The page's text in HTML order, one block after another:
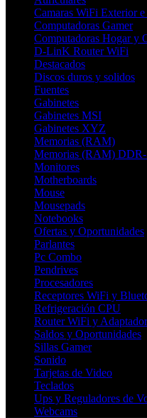
Camaras WiFi Exterior
Computadoras Gamer
Computadoras Hogar y
D-LinK Router WiFi
Destacados
Discos duros y solidos
Fuentes
Gabinetes
Gabinetes MSI
Gabinetes XYZ
Memorias (RAM)
Memorias (RAM)
Monitores
Motherboards
Mouse
Mousepads
Notebooks
Ofertas y Oportunidades
Parlantes
Pc Combo
Pendrives
Procesadores
Receptores WiFi y
Refrigeración CPU
Router WiFi y
Saldos y Oportunidades
Sillas Gamer
Sonido
Tarjetas de Video
Teclados
Ups y Reguladores de
Webcams